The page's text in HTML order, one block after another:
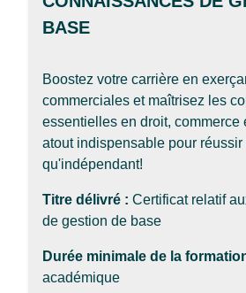
BASE
Boostez votre carrière en
commerciales et maîtrisez les
essentielles en droit, commerce
atout indispensable pour réussir
qu'indépendant!
Titre délivré : Certificat relatif
de gestion de base
Durée minimale de la
académique